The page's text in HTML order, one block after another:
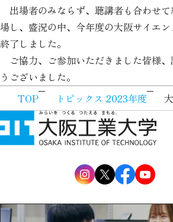
出場者のみならず、聴講者も合わせ
場し、盛況の中、今年度の大阪サイエ
終了しました。
ご協力、ご参加いただきました皆様、
うございました。
TOP
トピックス 2023年度